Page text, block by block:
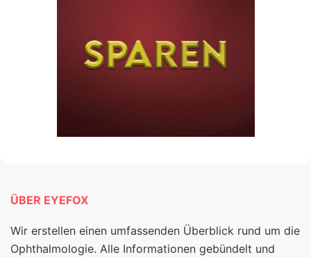
ÜBER EYEFOX
Wir erstellen einen umfassenden Überblick rund um die
Ophthalmologie. Alle Informationen gebündelt und